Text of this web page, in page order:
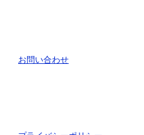
お問い合わせ